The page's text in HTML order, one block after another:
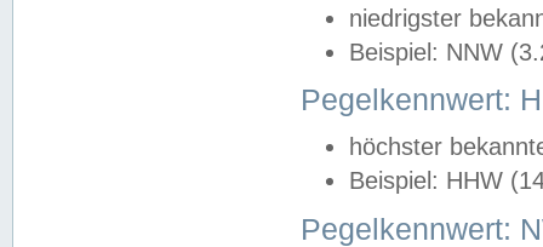
niedrigster
Beispiel: NNW
Pegelkennwert:
höchster
Beispiel: HHW
Pegelkennwert: